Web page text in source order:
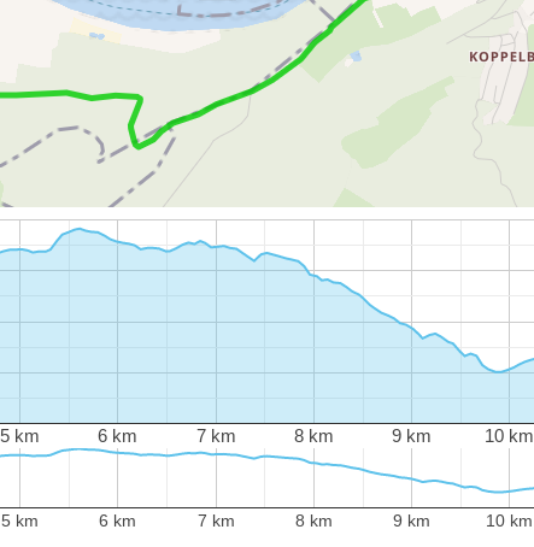
5 km 6 km 7 km 8 km 9 km 10 km
5 km 6 km 7 km 8 km 9 km 10 km